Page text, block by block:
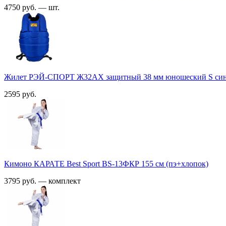
4750 руб. — шт.
Жилет РЭЙ-СПОРТ Ж32АХ защитный 38 мм юношеский S
2595 руб.
Кимоно КАРАТЕ Best Sport BS-13ФКР 155 см (пэ+хлопок)
3795 руб. — комплект